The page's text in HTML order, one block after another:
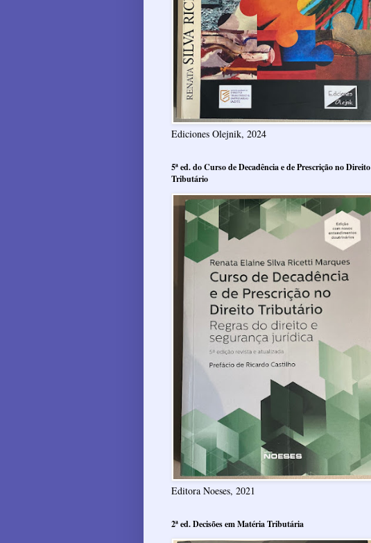
Ediciones Olejnik, 2024
5ª ed. do Curso de Decadência e de Prescrição no Direito
Tributário
Editora Noeses, 2021
2ª ed. Decisões em Matéria Tributária